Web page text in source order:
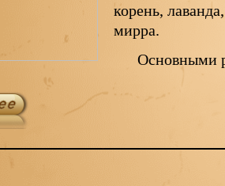
корень,
мирра.
Основными